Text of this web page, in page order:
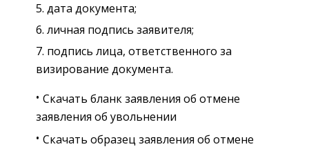
дата документа;
личная подпись заявителя;
подпись лица, ответственного за
визирование документа.
Скачать бланк заявления об отмене
заявления об увольнении
Скачать образец заявления об отмене